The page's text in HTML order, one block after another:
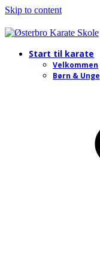
Skip to content
Start til karate
Velkommen
Børn & Unge